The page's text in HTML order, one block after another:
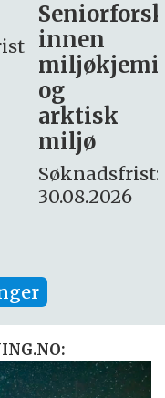
søker
– fast
Søknadsfrist:
16. august.